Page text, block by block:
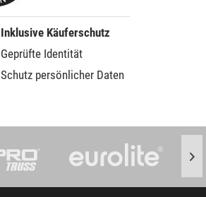
Inklusive Käuferschutz
Geprüfte Identität
Schutz persönlicher Daten